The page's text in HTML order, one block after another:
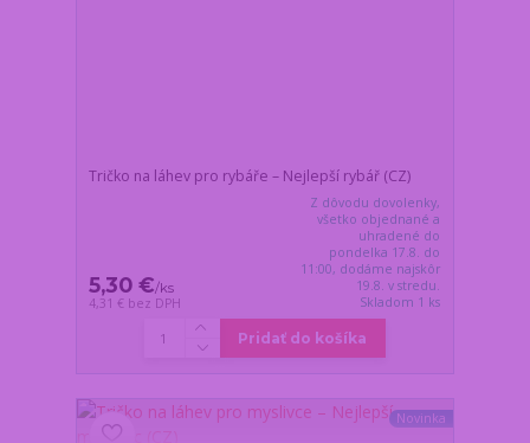
Tričko na láhev pro rybáře – Nejlepší rybář (CZ)
5,30 €/ks
4,31 € bez DPH
Z dôvodu dovolenky,
všetko objednané a
uhradené do
pondelka 17.8. do
11:00, dodáme najskôr
19.8. v stredu.
Skladom 1 ks
Pridať do košíka
Novinka